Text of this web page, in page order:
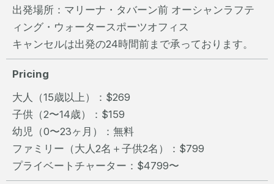
出発場所：マリーナ・タバーン前 オーシャンラフテ
ィング・ウォータースポーツオフィス
キャンセルは出発の24時間前まで承っております。
Pricing
大人（15歳以上）：$269
子供（2〜14歳）：$159
幼児（0〜23ヶ月）：無料
ファミリー（大人2名＋子供2名）：$799
プライベートチャーター：$4799〜